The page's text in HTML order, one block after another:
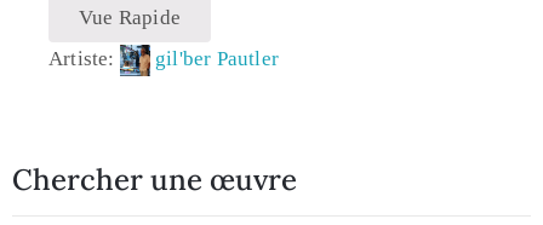
Vue Rapide
Artiste:
gil'ber Pautler
Chercher une œuvre